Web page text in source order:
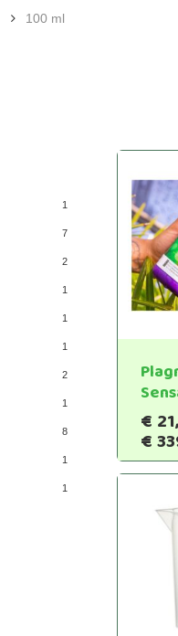
100 ml
1
7
2
1
1
1
2
1
8
1
1
€
€